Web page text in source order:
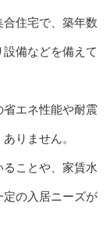
住宅で、築年数
備などを備えて
エネ性能や耐震
りません。
ことや、家賃水
の入居ニーズが